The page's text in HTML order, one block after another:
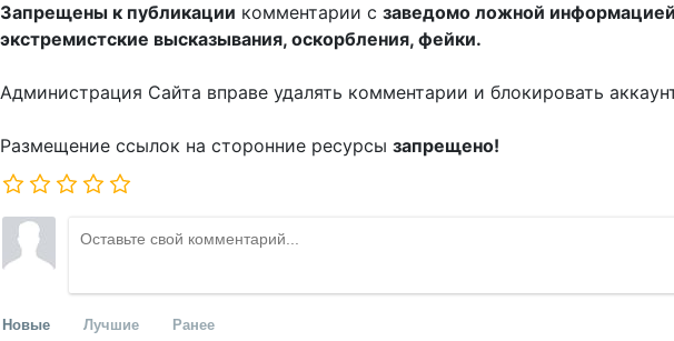
Запрещены к публикации комментарии с заведомо ложной информацией
экстремистские высказывания, оскорбления, фейки.
Администрация Сайта вправе удалять комментарии и блокировать
Размещение ссылок на сторонние ресурсы запрещено!
Новые Лучшие Ранее